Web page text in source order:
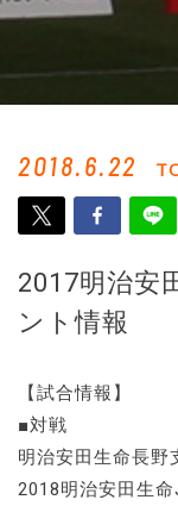
2018.6.22
2017明治安
ント情報
【試合情報】
■対戦
明治安田生命長野
2018明治安田生